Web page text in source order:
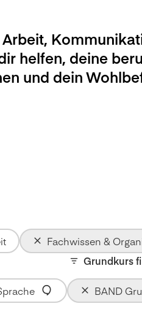
helfen, deine
und dein
Fachwissen &
Grundkurs
BAND